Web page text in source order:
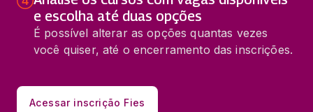
e escolha até duas opções
É possível alterar as opções quantas vezes
você quiser, até o encerramento das inscrições.
Acessar inscrição Fies